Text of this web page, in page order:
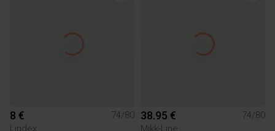
8 €
74/80
Lindex
38.95 €
74/80
Mikk-Line